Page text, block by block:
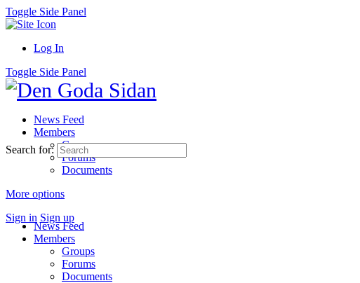
Toggle Side Panel
Log In
Toggle Side Panel
News Feed
Members
Groups
Forums
Documents
More options
Sign in Sign up
Search for:
News Feed
Members
Groups
Forums
Documents